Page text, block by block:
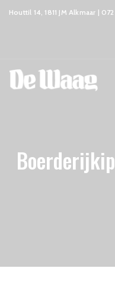
Houttil 14, 1811 JM Alkmaar | 072